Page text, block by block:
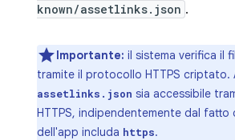
known/assetlinks.json .
Importante: il sistema verifica il
tramite il protocollo HTTPS criptato.
assetlinks.json sia accessibile
HTTPS, indipendentemente dal
dell'app includa https.